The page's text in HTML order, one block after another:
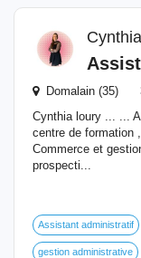
Domalain (35)
Cynthia loury ... ...
centre de formation
Commerce et
prospecti...
Assistant administratif
gestion administrative